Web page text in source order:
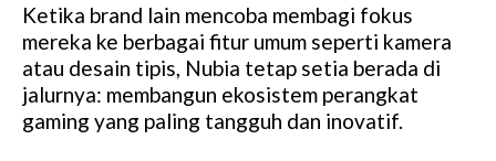
Ketika brand lain mencoba membagi fokus
mereka ke berbagai fitur umum seperti kamera
atau desain tipis, Nubia tetap setia berada di
jalurnya: membangun ekosistem perangkat
gaming yang paling tangguh dan inovatif.